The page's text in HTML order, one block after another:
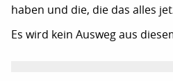
haben und die, die das alles
Es wird kein Ausweg aus